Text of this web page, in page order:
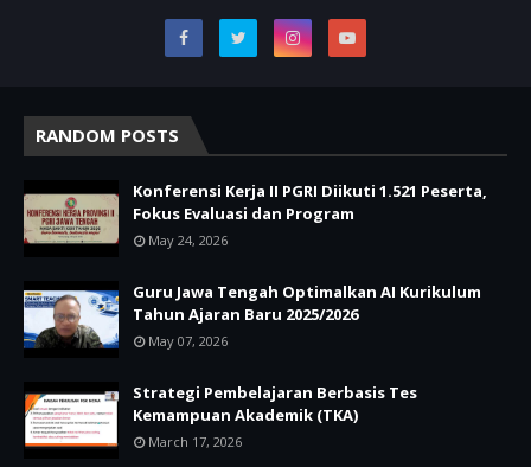
RANDOM POSTS
Konferensi Kerja II PGRI Diikuti 1.521 Peserta,
Fokus Evaluasi dan Program
May 24, 2026
Guru Jawa Tengah Optimalkan AI Kurikulum
Tahun Ajaran Baru 2025/2026
May 07, 2026
Strategi Pembelajaran Berbasis Tes
Kemampuan Akademik (TKA)
March 17, 2026